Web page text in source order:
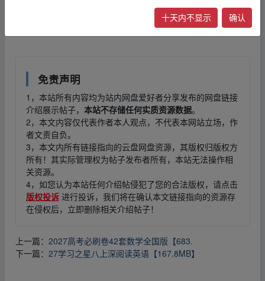
后查看
‥fr﹏om w﹏ww.y‥un、pan▂zi、yu、an.xy、z
免责声明
1，本站所有内容均为站内网盘爱好者分享发布的网盘链接
介绍展示帖子， 本站不存储任何实质资源数据。
2，本文内容仅代表作者本人观点，不代表本网站立场，作
者文责自负。
3，本文内所有链接指向的云盘网盘资源，其版权归版权方
所有！其实际管理权为帖子发布者所有，本站无法操作相
关资源。
4，如您认为本站任何介绍帖侵犯了您的合法版权，请点击
版权投诉 进行投诉，我们将在确认本文链接指向的资源存
在侵权后，立即删除相关介绍帖子！
上一篇： 2027高考必刷卷42套数学全国版【683.
下一篇： 27学习之星八上深阅读英语【167.8MB】
十天内不显示 确认